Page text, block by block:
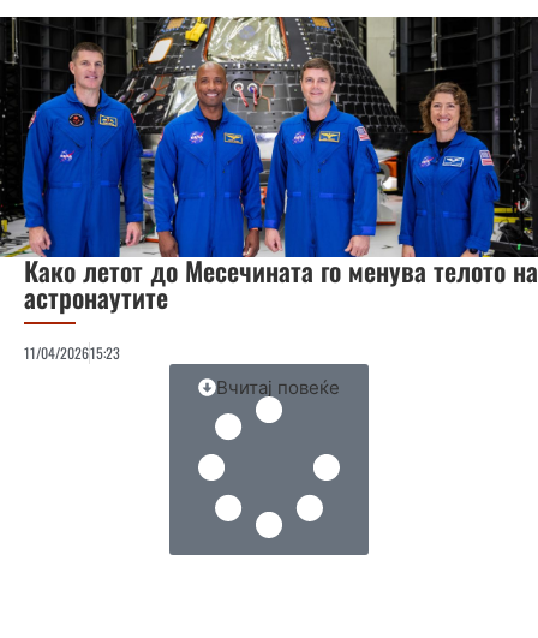
Како летот до Месечината го менува телото на
астронаутите
11/04/202615:23
Вчитај повеќе